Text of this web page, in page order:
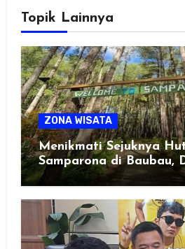
Topik Lainnya
ZONA WISATA
Menikmati Sejuknya
Samparona di Baubau,
Healing Favorit!